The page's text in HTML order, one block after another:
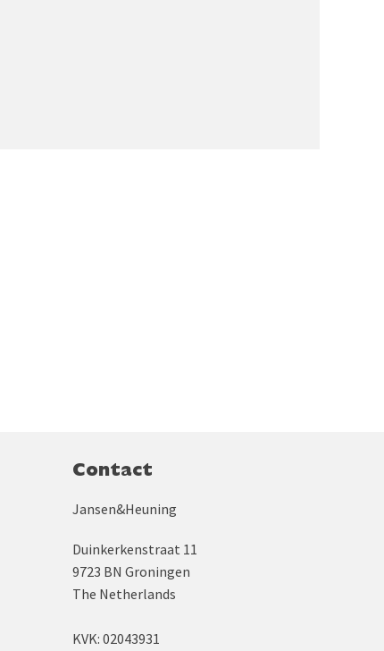
Contact
Jansen&Heuning
Duinkerkenstraat 11
9723 BN Groningen
The Netherlands
KVK: 02043931